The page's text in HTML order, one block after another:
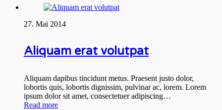
27. Mai 2014
Aliquam erat volutpat
Aliquam dapibus tincidunt metus. Praesent justo dolor,
lobortis quis, lobortis dignissim, pulvinar ac, lorem. Lorem
ipsum dolor sit amet, consectetuer adipiscing…
Read more